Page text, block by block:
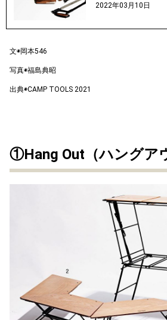
2022年03月10日
文◉岡本546
写真◉福島典昭
出典◉CAMP TOOLS 2021
①Hang Out（ハングア